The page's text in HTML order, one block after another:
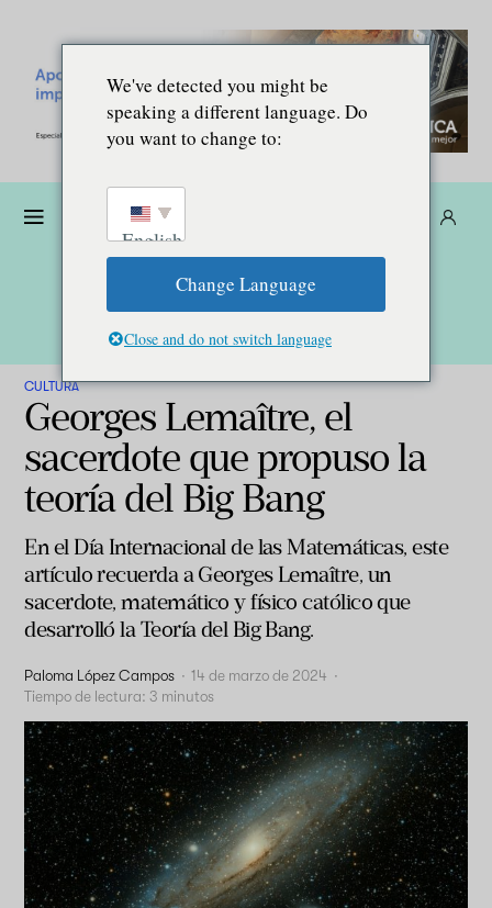
CULTURA
Georges Lemaître, el
sacerdote que propuso la
teoría del Big Bang
En el Día Internacional de las Matemáticas, este
artículo recuerda a Georges Lemaître, un
sacerdote, matemático y físico católico que
desarrolló la Teoría del Big Bang.
Paloma López Campos · 14 de marzo de 2024 ·
Tiempo de lectura: 3 minutos
We've detected you might be
speaking a different language. Do
you want to change to:
English
Change Language
Close and do not switch language